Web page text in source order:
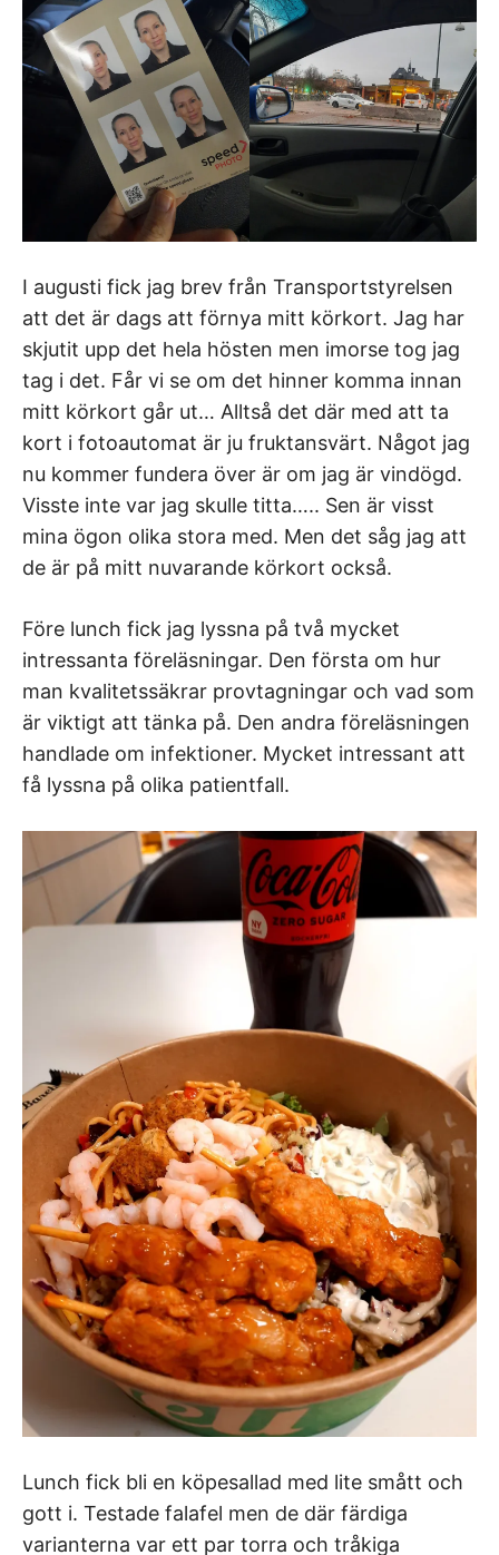
I augusti fick jag brev från Transportstyrelsen
att det är dags att förnya mitt körkort. Jag har
skjutit upp det hela hösten men imorse tog jag
tag i det. Får vi se om det hinner komma innan
mitt körkort går ut… Alltså det där med att ta
kort i fotoautomat är ju fruktansvärt. Något jag
nu kommer fundera över är om jag är vindögd.
Visste inte var jag skulle titta….. Sen är visst
mina ögon olika stora med. Men det såg jag att
de är på mitt nuvarande körkort också.
Före lunch fick jag lyssna på två mycket
intressanta föreläsningar. Den första om hur
man kvalitetssäkrar provtagningar och vad som
är viktigt att tänka på. Den andra föreläsningen
handlade om infektioner. Mycket intressant att
få lyssna på olika patientfall.
Lunch fick bli en köpesallad med lite smått och
gott i. Testade falafel men de där färdiga
varianterna var ett par torra och tråkiga